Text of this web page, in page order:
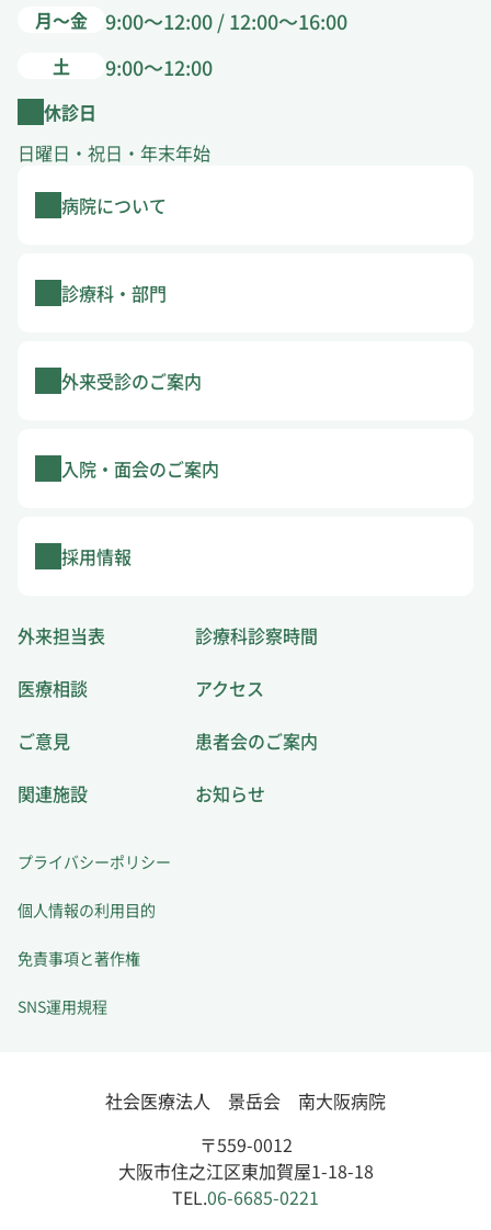
月～金
9:00～12:00 / 12:00～16:00
土 9:00～12:00
休診日
日曜日・祝日・年末年始
病院について
診療科・部門
外来受診のご案内
入院・面会のご案内
採用情報
外来担当表
診療科診察時間
医療相談
アクセス
ご意見
患者会のご案内
関連施設
お知らせ
プライバシーポリシー
個人情報の利用目的
免責事項と著作権
SNS運用規程
社会医療法人 景岳会 南大阪病院
〒559-0012
大阪市住之江区東加賀屋1-18-18
TEL.06-6685-0221